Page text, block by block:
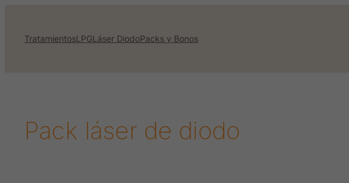
contenido
TratamientosLPGLáser DiodoPacks y Bonos
Pack láser de diodo